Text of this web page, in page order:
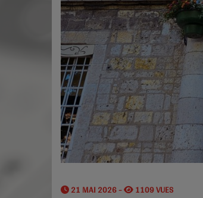
21 MAI 2026 - 1109 VUES